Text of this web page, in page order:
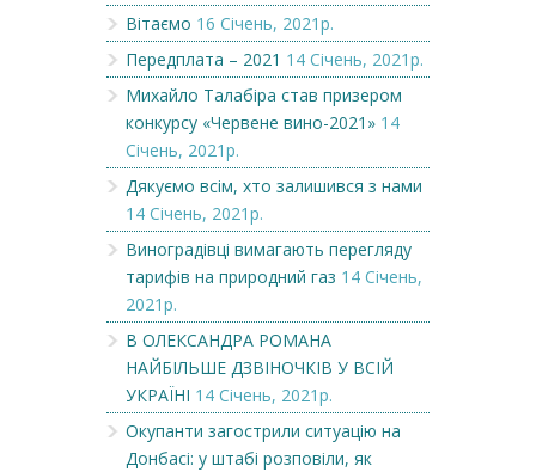
Вітаємо 16 Січень, 2021р.
Передплата – 2021 14 Січень, 2021р.
Михайло Талабіра став призером
конкурсу «Червене вино-2021» 14
Січень, 2021р.
Дякуємо всім, хто залишився з нами
14 Січень, 2021р.
Виноградівці вимагають перегляду
тарифів на природний газ 14 Січень,
2021р.
В ОЛЕКСАНДРА РОМАНА
НАЙБІЛЬШЕ ДЗВІНОЧКІВ У ВСІЙ
УКРАЇНІ 14 Січень, 2021р.
Окупанти загострили ситуацію на
Донбасі: у штабі розповіли, як